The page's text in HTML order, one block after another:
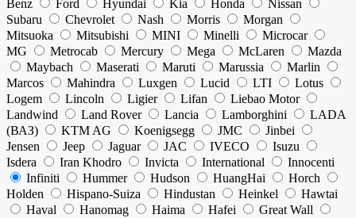
Benz Ford Hyundai Kia Honda
Nissan
Subaru
Chevrolet Nash Morris
Morgan
Mitsuoka
Mitsubishi MINI Minelli
Microcar
MG
Metrocab Mercury Mega McLaren
Mazda
Maybach
Maserati Maruti Marussia
Marlin
Marcos
Mahindra Luxgen Lucid LTI
Lotus
Logem
Lincoln Ligier Lifan
Liebao Motor
Landwind
Land Rover Lancia Lamborghini
LADA
(ВАЗ)
KTM AG Koenigsegg JMC
Jinbei
Jensen
Jeep Jaguar JAC IVECO
Isuzu
Isdera
Iran Khodro Invicta International
Innocenti
Infiniti
Hummer Hudson HuangHai
Horch
Holden
Hispano-Suiza Hindustan Heinkel
Hawtai
Haval
Hanomag Haima Hafei
Great Wall